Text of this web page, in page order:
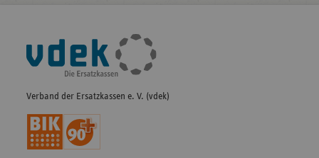
Fußleisten-
Navigation
Verband der Ersatzkassen e. V. (vdek)